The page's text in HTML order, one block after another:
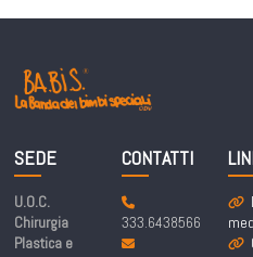
SEDE
U.O.C.
Chirurgia
Plastica e
CONTATTI
333.6438566